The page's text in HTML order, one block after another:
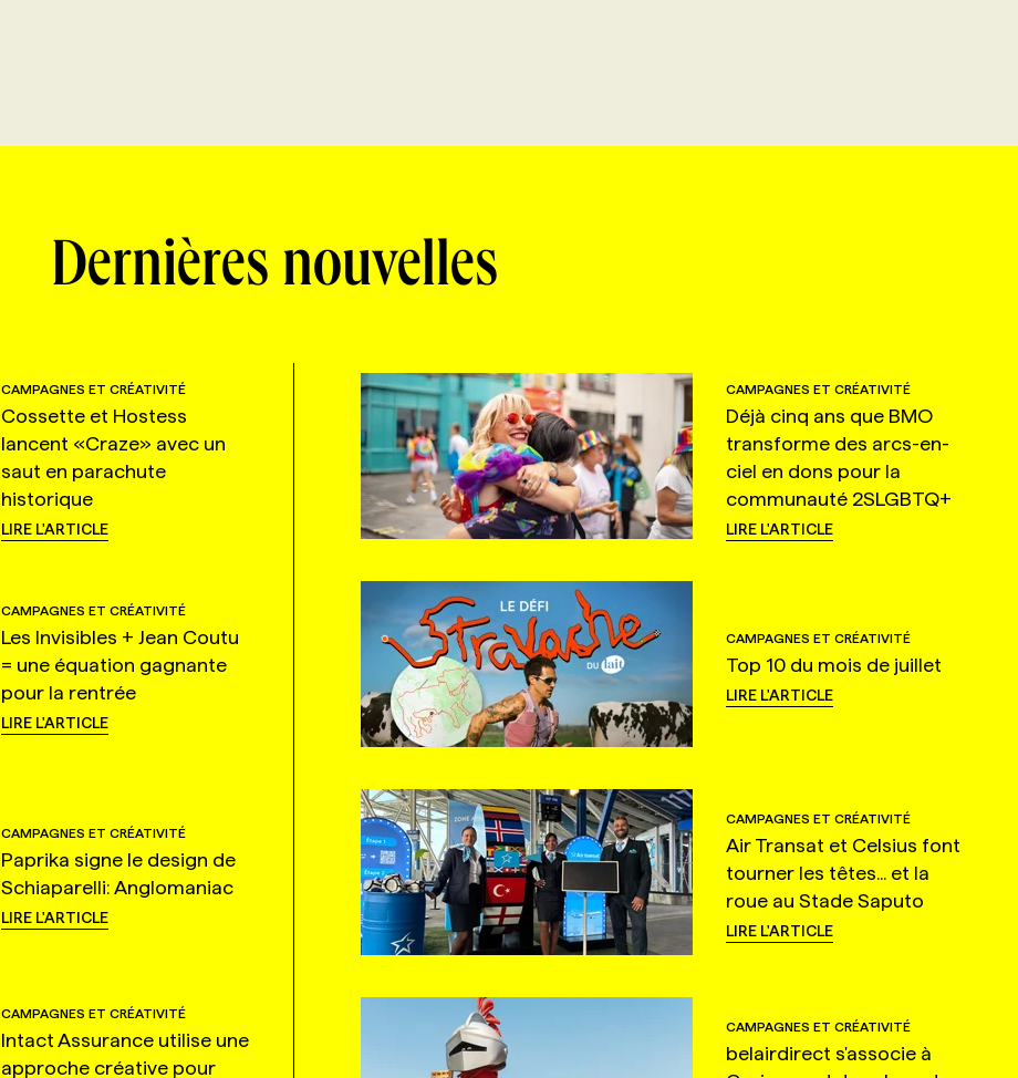
Dernières nouvelles
CAMPAGNES ET CRÉATIVITÉ
Cossette et Hostess
lancent «Craze» avec un
saut en parachute
historique
LIRE L'ARTICLE
CAMPAGNES ET CRÉATIVITÉ
Déjà cinq ans que BMO
transforme des arcs-en-
ciel en dons pour la
communauté 2SLGBTQ+
LIRE L'ARTICLE
CAMPAGNES ET CRÉATIVITÉ
Les Invisibles + Jean Coutu
= une équation gagnante
pour la rentrée
LIRE L'ARTICLE
CAMPAGNES ET CRÉATIVITÉ
Top 10 du mois de juillet
LIRE L'ARTICLE
CAMPAGNES ET CRÉATIVITÉ
Paprika signe le design de
Schiaparelli: Anglomaniac
LIRE L'ARTICLE
CAMPAGNES ET CRÉATIVITÉ
Air Transat et Celsius font
tourner les têtes... et la
roue au Stade Saputo
LIRE L'ARTICLE
CAMPAGNES ET CRÉATIVITÉ
Intact Assurance utilise une
approche créative pour
CAMPAGNES ET CRÉATIVITÉ
belairdirect s'associe à